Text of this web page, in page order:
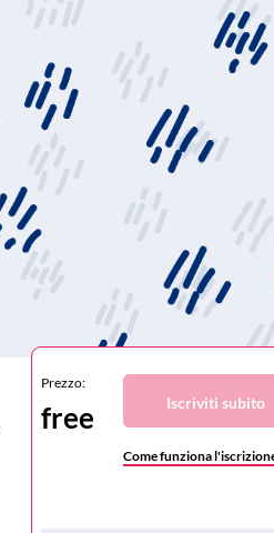
Prezzo:
free Iscriviti subito
Come funziona